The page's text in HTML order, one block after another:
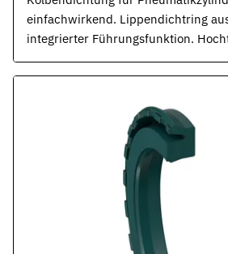
einfachwirkend. Lippendichtring
integrierter Führungsfunktion.
Variante verfügbar.